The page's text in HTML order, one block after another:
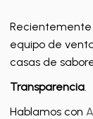
Recientemente
equipo de
casas de
Transparencia.
Hablamos con